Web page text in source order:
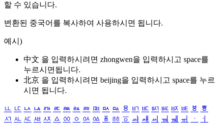
할 수 있습니다.
변환된 중국어를 복사하여 사용하시면 됩니다.
예시)
中文 을 입력하시려면 zhongwen을 입력하시고 space를
누르시면됩니다.
北京 을 입력하시려면 beijing을 입력하시고 space를 누르
시면 됩니다.
ㅥ ㅦ ㅧ ㅨ ㅩ ㅪ ㅫ ㅬ ㅭ ㅮ ㅯ ㅰ ㅱ ㅲ ㅳ ㅴ ㅵ ㅶ ㅷ ㅸ
ㅹ
ㅺ ㅻ ㅼ ㅽ ㅾ ㅿ ㆀ ㆁ ㆂ ㆃ ㆄ ㆅ ㆆ ㆇ ㆈ ㆉ ㆊ ㆋ ㆌ ㆍ
ㆎ